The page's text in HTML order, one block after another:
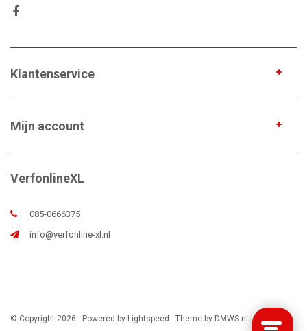
Klantenservice
Mijn account
VerfonlineXL
085-0666375
info@verfonline-xl.nl
© Copyright 2026 - Powered by Lightspeed - Theme by DMWS.nl |